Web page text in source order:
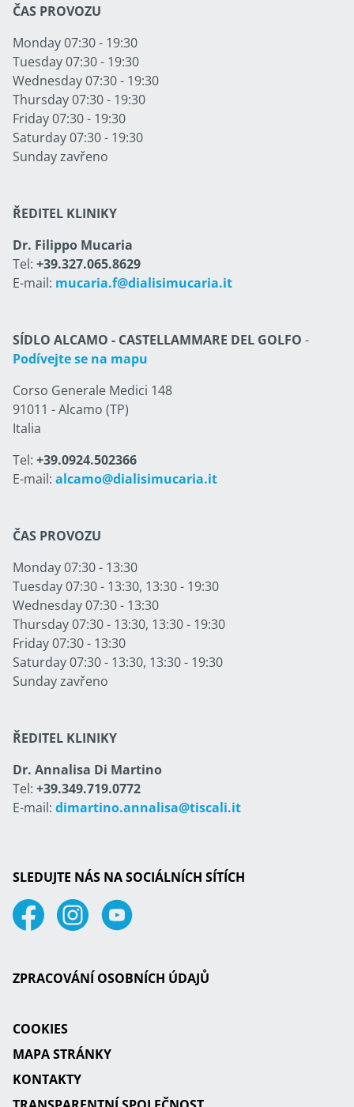
ZPRACOVÁNÍ OSOBNÍCH ÚDAJŮ
COOKIES
MAPA STRÁNKY
KONTAKTY
ČAS PROVOZU
Monday 07:30 - 19:30
Tuesday 07:30 - 19:30
Wednesday 07:30 - 19:30
Thursday 07:30 - 19:30
Friday 07:30 - 19:30
Saturday 07:30 - 19:30
Sunday zavřeno
ŘEDITEL KLINIKY
Dr. Filippo Mucaria
Tel: +39.327.065.8629
E-mail: mucaria.f@dialisimucaria.it
SÍDLO ALCAMO - CASTELLAMMARE DEL GOLFO -
Podívejte se na mapu
Corso Generale Medici 148
91011 - Alcamo (TP)
Italia
Tel: +39.0924.502366
E-mail: alcamo@dialisimucaria.it
ČAS PROVOZU
Monday 07:30 - 13:30
Tuesday 07:30 - 13:30, 13:30 - 19:30
Wednesday 07:30 - 13:30
Thursday 07:30 - 13:30, 13:30 - 19:30
Friday 07:30 - 13:30
Saturday 07:30 - 13:30, 13:30 - 19:30
Sunday zavřeno
ŘEDITEL KLINIKY
Dr. Annalisa Di Martino
Tel: +39.349.719.0772
E-mail: dimartino.annalisa@tiscali.it
SLEDUJTE NÁS NA SOCIÁLNÍCH SÍTÍCH
FacebookInstagramYoutube